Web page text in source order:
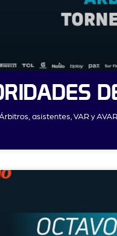
asistentes, VAR y